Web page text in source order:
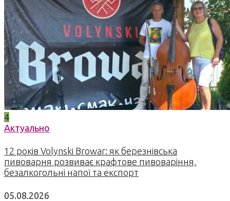
4
Актуально
12 років Volynski Browar: як березнівська
пивоварня розвиває крафтове пивоваріння,
безалкогольні напої та експорт
05.08.2026